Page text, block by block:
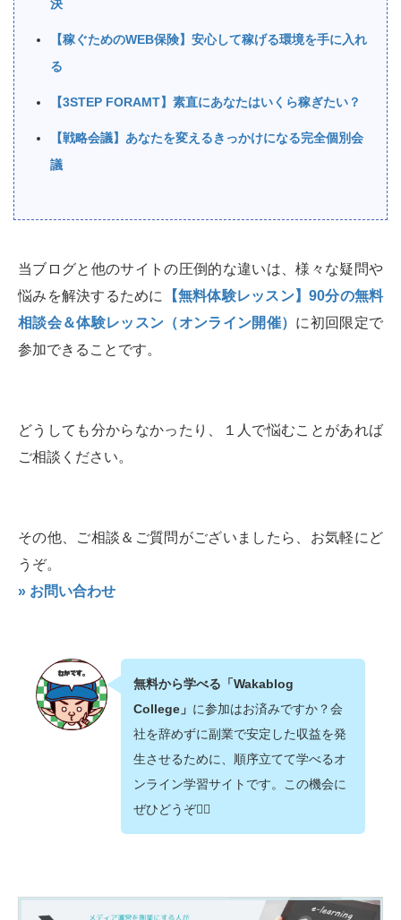
決
【稼ぐためのWEB保険】安心して稼げる環境を手に入れ
る
【3STEP FORAMT】素直にあなたはいくら稼ぎたい？
【戦略会議】あなたを変えるきっかけになる完全個別会
議
当ブログと他のサイトの圧倒的な違いは、様々な疑問や
悩みを解決するために
【無料体験レッスン】90分の無料
相談会＆体験レッスン（オンライン開催） に初回限定で
参加できることです。
どうしても分からなかったり、１人で悩むことがあれば
ご相談ください。
その他、ご相談＆ご質問がございましたら、お気軽にど
うぞ。
» お問い合わせ
無料から学べる「Wakablog
College」 に参加はお済みですか？会
社を辞めずに副業で安定した収益を発
生させるために、順序立てて学べるオ
ンライン学習サイトです。この機会に
ぜひどうぞ💁‍♂️